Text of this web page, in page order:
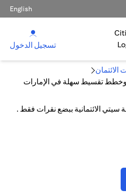
English
تسجيل الدخول
الائتمان
تقسيط سهلة في الإمارات